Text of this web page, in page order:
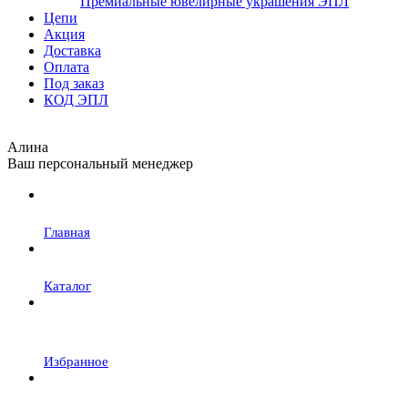
Цепи
Акция
Доставка
Оплата
Под заказ
КОД ЭПЛ
Алина
Ваш персональный менеджер
Главная
Каталог
Избранное